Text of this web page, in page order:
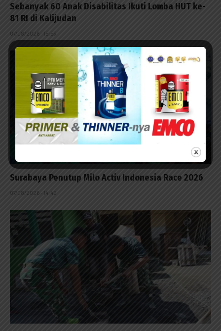
Sebanyak 60 Anak Disabilitas Ikuti Lomba HUT ke-
81 RI di Kalijudan
07/08/2026 - 15:53
Surabaya Penutup Milo Activ Indonesia Race 2026
07/08/2026 - 14:42